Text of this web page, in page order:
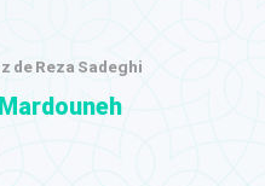
de Reza Sadeghi